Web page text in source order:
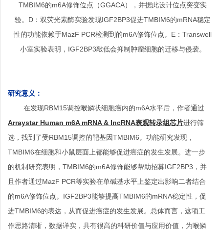
TMBIM6的m6A修饰位点（GGACA），并据此设计位点突变实
验。D：双荧光素酶实验发现IGF2BP3促进TMBIM6的mRNA稳定
性的功能依赖于MazF PCR检测到的m6A修饰位点。E：Transwell
小室实验表明，IGF2BP3敲低会抑制肿瘤细胞的迁移与侵袭。
研究意义：
在发现RBM15调控喉鳞状细胞癌内的m6A水平后，作者通过
Arraystar Human m6A mRNA & lncRNA表观转录组芯片进行筛
选，找到了受RBM15调控的靶基因TMBIM6。功能研究发现，
TMBIM6在细胞和小鼠层面上都能够促进癌症的发生发展。进一步
的机制研究表明，TMBIM6的m6A修饰能够帮助招募IGF2BP3，并
且作者通过MazF PCR等实验在单碱基水平上鉴定出影响二者结合
的m6A修饰位点。IGF2BP3能够提高TMBIM6的mRNA稳定性，促
进TMBIM6的表达，从而促进癌症的发生发展。总体而言，这项工
作思路清晰，数据详实，具有很高的科研价值与应用价值，为喉鳞